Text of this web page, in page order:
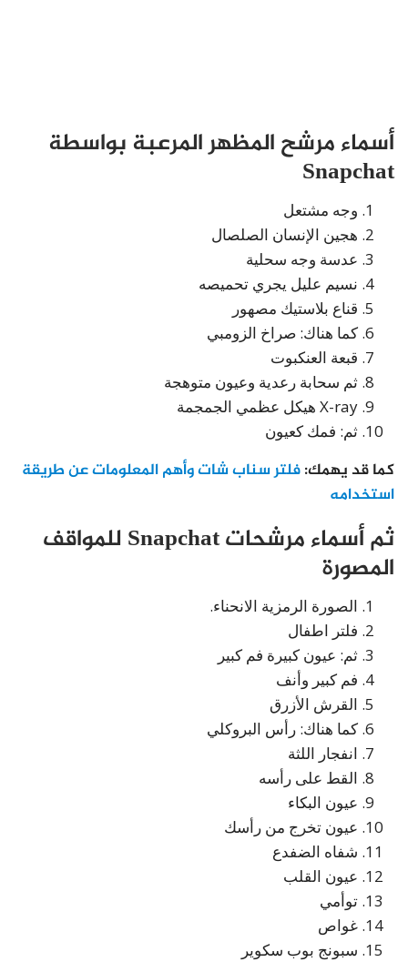
أسماء مرشح المظهر المرعبة بواسطة
Snapchat
وجه مشتعل
هجين الإنسان الصلصال
عدسة وجه سحلية
نسيم عليل يجري تحميصه
قناع بلاستيك مصهور
كما هناك: صراخ الزومبي
قبعة العنكبوت
ثم سحابة رعدية وعيون متوهجة
X-ray هيكل عظمي الجمجمة
ثم: فمك كعيون
كما قد يهمك:فلتر سناب شات وأهم المعلومات عن طريقة
استخدامه
ثم أسماء مرشحات Snapchat للمواقف
المصورة
الصورة الرمزية الانحناء.
فلتر اطفال
ثم: عيون كبيرة فم كبير
فم كبير وأنف
القرش الأزرق
كما هناك: رأس البروكلي
انفجار اللثة
القط على رأسه
عيون البكاء
عيون تخرج من رأسك
شفاه الضفدع
عيون القلب
توأمي
غواص
سبونج بوب سكوير